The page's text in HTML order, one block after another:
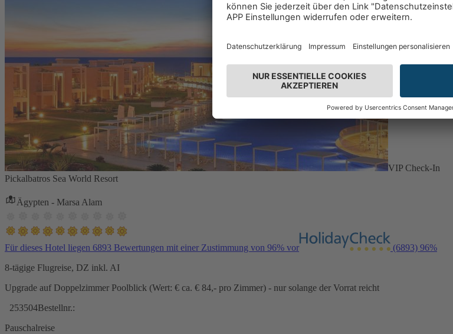
VIP Check-In
Pickalbatros Sea World Resort
Ägypten - Marsa Alam
Für dieses Hotel liegen 6893 Bewertungen mit einer Zustimmung von 96% vor (6893) 96%
8-tägige Flugreise, DZ inkl. AI
Upgrade auf Doppelzimmer Poolblick (Wert: € ca. € 84,- pro Zimmer) - nur solange der Vorrat reicht
253504Bestellnr.:
Pauschalreise